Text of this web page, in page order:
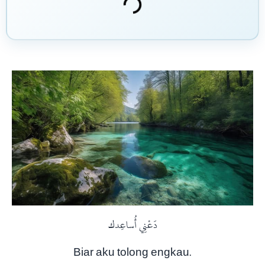
دَعْنِي أُساعِدك
Biar aku tolong engkau.